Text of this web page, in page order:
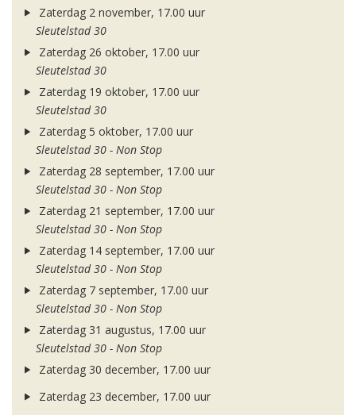
Zaterdag 2 november, 17.00 uur
Sleutelstad 30
Zaterdag 26 oktober, 17.00 uur
Sleutelstad 30
Zaterdag 19 oktober, 17.00 uur
Sleutelstad 30
Zaterdag 5 oktober, 17.00 uur
Sleutelstad 30 - Non Stop
Zaterdag 28 september, 17.00 uur
Sleutelstad 30 - Non Stop
Zaterdag 21 september, 17.00 uur
Sleutelstad 30 - Non Stop
Zaterdag 14 september, 17.00 uur
Sleutelstad 30 - Non Stop
Zaterdag 7 september, 17.00 uur
Sleutelstad 30 - Non Stop
Zaterdag 31 augustus, 17.00 uur
Sleutelstad 30 - Non Stop
Zaterdag 30 december, 17.00 uur
Zaterdag 23 december, 17.00 uur